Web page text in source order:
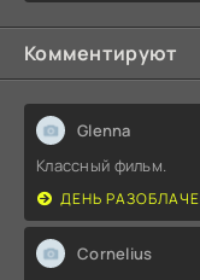
Комментируют
Glenna
Классный фильм.
ДЕНЬ
Cornelius